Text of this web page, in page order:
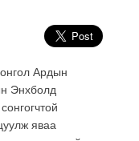
Ардын
Энхболд
яваа